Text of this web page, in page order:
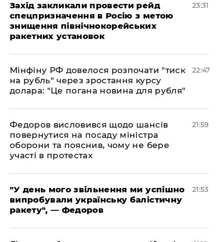
​Захід закликали провести рейд
спецпризначення в Росію з метою
знищення північнокорейських
ракетних установок
23:31
​Мінфіну РФ довелося розпочати "тиск
на рубль" через зростання курсу
долара: "Це погана новина для рубля"
22:47
​Федоров висловився щодо шансів
повернутися на посаду міністра
оборони та пояснив, чому не бере
участі в протестах
21:59
​"У день мого звільнення ми успішно
випробували українську балістичну
ракету", — Федоров
21:53